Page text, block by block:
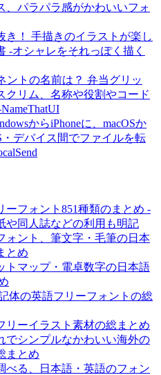
、パラパラ感がかわいいフォ
き！ 手描きのイラストが楽し
-オシャレをそれっぽく描く
ントの名前は？ 弁当グリッ
クリム、名称や役割やコード
からiPhoneに、macOSか
デバイス間でファイルを転
ーフォント851種類のまとめ -
や同人誌などの利用も明記
ォント、筆文字・毛筆の日本
とめ
トマップ・電卓数字の日本語
体の英語フリーフォントの総
リーイラスト素材の総まとめ
でシンプルなかわいい海外の
まとめ
べる、日本語・英語のフォン